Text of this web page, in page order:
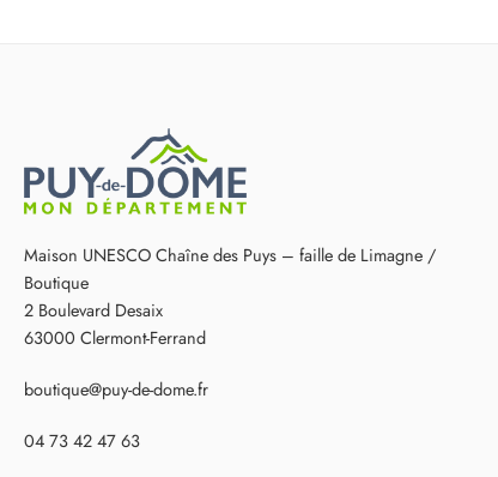
Maison UNESCO Chaîne des Puys – faille de Limagne /
Boutique
2 Boulevard Desaix
63000 Clermont-Ferrand
boutique@puy-de-dome.fr
04 73 42 47 63